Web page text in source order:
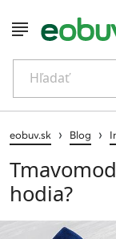
Hľadať
eobuv.sk › Blog ›
hodia?